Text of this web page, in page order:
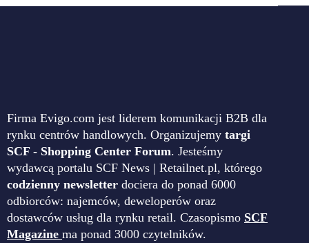
Firma Evigo.com jest liderem komunikacji B2B dla
rynku centrów handlowych. Organizujemy targi
SCF - Shopping Center Forum. Jesteśmy
wydawcą portalu SCF News | Retailnet.pl, którego
codzienny newsletter dociera do ponad 6000
odbiorców: najemców, deweloperów oraz
dostawców usług dla rynku retail. Czasopismo SCF
Magazine ma ponad 3000 czytelników.